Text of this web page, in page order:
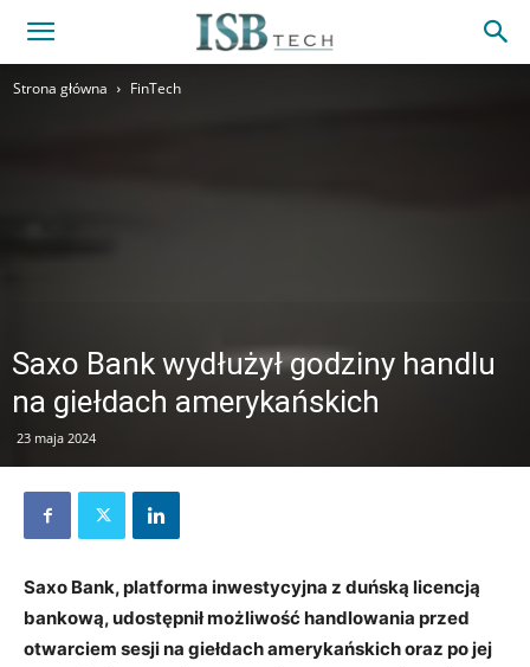
Strona główna FinTech
Saxo Bank wydłużył godziny handlu
na giełdach amerykańskich
23 maja 2024
Saxo Bank, platforma inwestycyjna z duńską licencją
bankową, udostępnił możliwość handlowania przed
otwarciem sesji na giełdach amerykańskich oraz po jej